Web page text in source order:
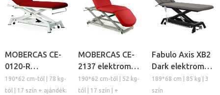
MOBERCAS CE-
0120-R
elektromos
kezelőágy
190*62 cm-től | 78 kg-
tól | 17 szín + ajándék:
MOBERCAS CE-
2137 elektromos
kezelőágy
190*62 cm-től | 52 kg-
tól | 17 szín | +
Fabulo Axis XB2
Dark elektromos
masszázságy
189*68 cm | 85 kg | 3
szín